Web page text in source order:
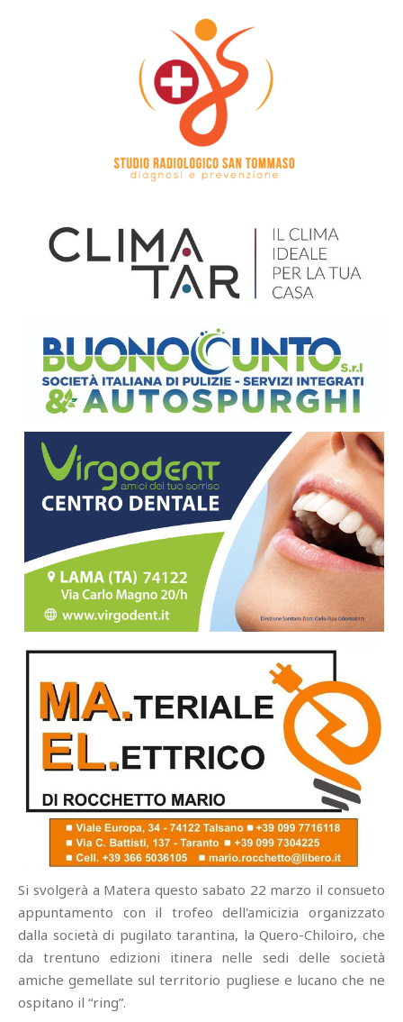
Si svolgerà a Matera questo sabato 22 marzo il consueto
appuntamento con il trofeo dell'amicizia organizzato
dalla società di pugilato tarantina, la Quero-Chiloiro, che
da trentuno edizioni itinera nelle sedi delle società
amiche gemellate sul territorio pugliese e lucano che ne
ospitano il “ring”.